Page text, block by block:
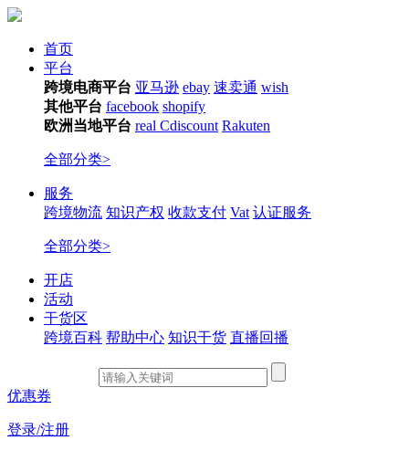
首页
平台
跨境电商平台 亚马逊 ebay 速卖通 wish
其他平台 facebook shopify
欧洲当地平台 real Cdiscount Rakuten
全部分类>
服务
跨境物流 知识产权 收款支付 Vat 认证服务
全部分类>
开店
活动
干货区
跨境百科 帮助中心 知识干货 直播回播
优惠券
登录/注册